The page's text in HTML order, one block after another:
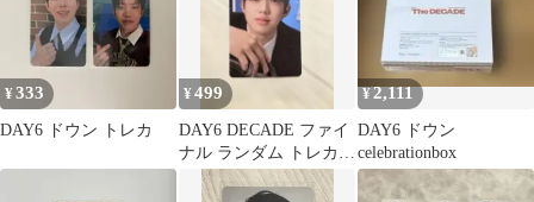
¥333
DAY6 ドウン トレカ
¥499
DAY6 DECADE ファイ
ナル ランダム トレカ
ドウン dowoon
¥2,111
DAY6 ドウン
celebrationbox